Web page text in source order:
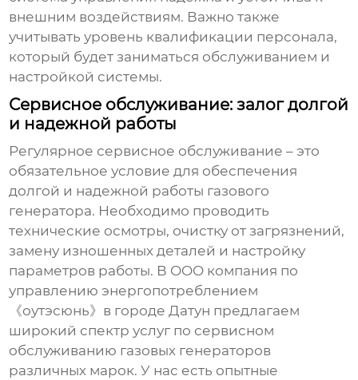
внешним воздействиям. Важно также
учитывать уровень квалификации персонала,
который будет заниматься обслуживанием и
настройкой системы.
Сервисное обслуживание: залог долгой
и надежной работы
Регулярное сервисное обслуживание – это
обязательное условие для обеспечения
долгой и надежной работы газового
генератора. Необходимо проводить
технические осмотры, очистку от загрязнений,
замену изношенных деталей и настройку
параметров работы. В OOO компания по
управлению энергопотреблением
《оутэсюнь》в городе Датун предлагаем
широкий спектр услуг по сервисном
обслуживанию газовых генераторов
различных марок. У нас есть опытные